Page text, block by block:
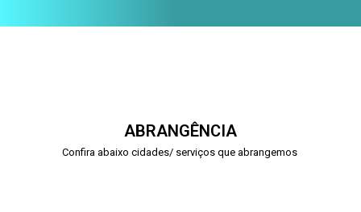
ABRANGÊNCIA
Confira abaixo cidades/ serviços que abrangemos